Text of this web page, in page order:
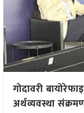
गोदावरी
अर्थव्यवस्था